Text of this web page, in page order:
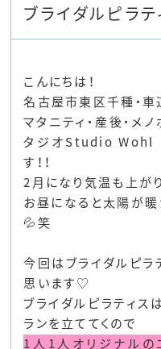
ブライダルピラテ
こんにちは！
名古屋市東区千種・車
マタニティ・産後・メ
タジオStudio Wohl
す！！
2月になり気温も上が
お昼になると太陽が暖
💦笑
今回はブライダルピラ
思います♡
ブライダルピラティス
ランを立ててくので
1人1人オリジナル